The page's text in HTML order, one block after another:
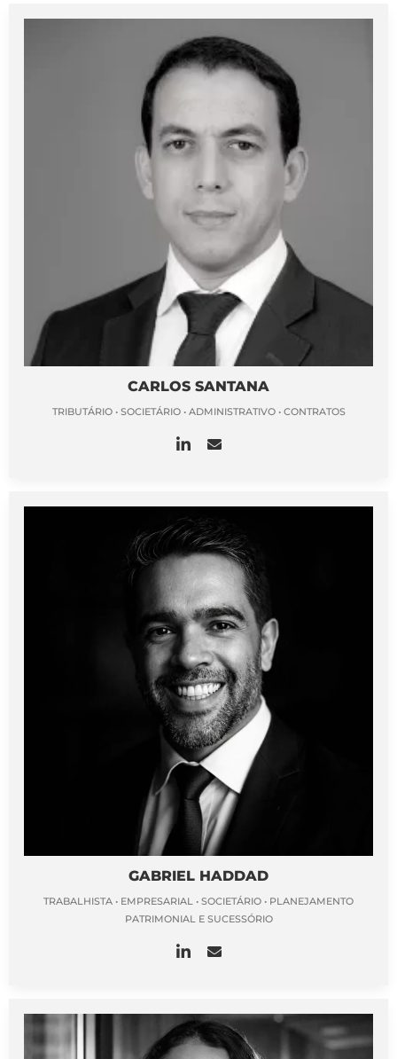
CARLOS SANTANA
TRIBUTÁRIO • SOCIETÁRIO • ADMINISTRATIVO • CONTRATOS
GABRIEL HADDAD
TRABALHISTA • EMPRESARIAL • SOCIETÁRIO • PLANEJAMENTO
PATRIMONIAL E SUCESSÓRIO